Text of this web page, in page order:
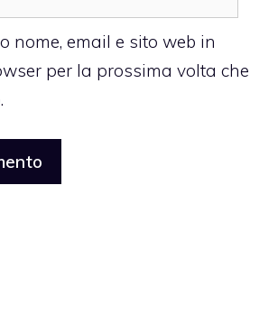
nome, email e sito web in
per la prossima volta che